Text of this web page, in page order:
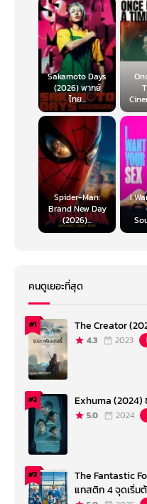
Sakamoto Days
(2026) พากย์
ไทย...
Spider-Man:
Brand New Day
(2026)...
I
คนดูเยอะที่สุด
#1 The Creator
4.3 2023
#2 Exhuma (2024)
5.0 2024
#3
The Fantastic
แทสติก 4 จุดเริ่ม